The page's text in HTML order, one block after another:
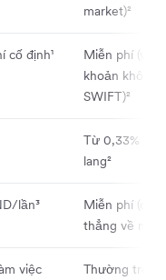
market)²
cố định¹
Miễn phí (với
khoản không
SWIFT)²
Từ 0,33% tùy
lang²
lần³
Miễn phí
thẳng về
việc Thường